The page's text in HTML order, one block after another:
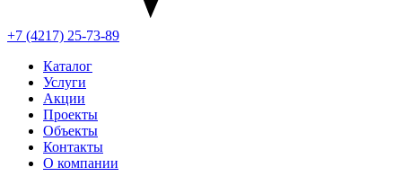
+7 (4217) 25-73-89
Каталог
Услуги
Акции
Проекты
Объекты
Контакты
О компании